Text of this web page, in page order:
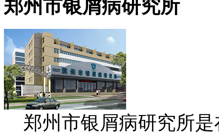
郑州市银屑病研究所
郑州市银屑病研究所